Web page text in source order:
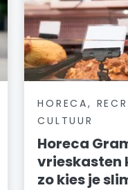
HORECA,
CULTUUR
Horeca
vrieskasten
zo kies je